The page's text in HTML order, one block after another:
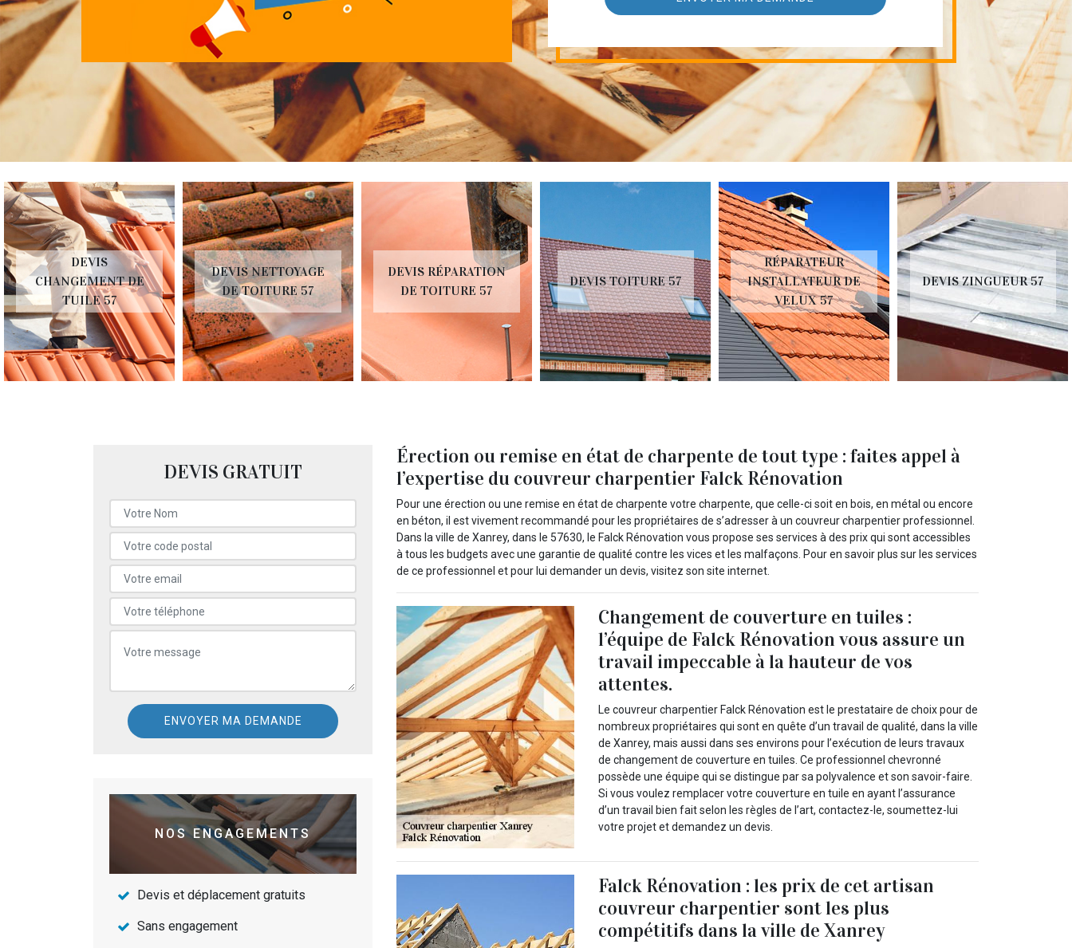
DEVIS
CHANGEMENT DE
TUILE 57
DEVIS NETTOYAGE
DE TOITURE 57
DEVIS RÉPARATION
DE TOITURE 57
DEVIS TOITURE 57
RÉPARATEUR
INSTALLATEUR DE
VELUX 57
DEVIS ZINGUEUR 57
DEVIS GRATUIT
NOS ENGAGEMENTS
Devis et déplacement gratuits
Sans engagement
Érection ou remise en état de charpente de tout type : faites appel à
l’expertise du couvreur charpentier Falck Rénovation
Pour une érection ou une remise en état de charpente votre charpente, que celle-ci soit en bois, en métal ou encore
en béton, il est vivement recommandé pour les propriétaires de s’adresser à un couvreur charpentier professionnel.
Dans la ville de Xanrey, dans le 57630, le Falck Rénovation vous propose ses services à des prix qui sont accessibles
à tous les budgets avec une garantie de qualité contre les vices et les malfaçons. Pour en savoir plus sur les services
de ce professionnel et pour lui demander un devis, visitez son site internet.
Changement de couverture en tuiles :
l’équipe de Falck Rénovation vous assure un
travail impeccable à la hauteur de vos
attentes.
Le couvreur charpentier Falck Rénovation est le prestataire de choix pour de
nombreux propriétaires qui sont en quête d’un travail de qualité, dans la ville
de Xanrey, mais aussi dans ses environs pour l’exécution de leurs travaux
de changement de couverture en tuiles. Ce professionnel chevronné
possède une équipe qui se distingue par sa polyvalence et son savoir-faire.
Si vous voulez remplacer votre couverture en tuile en ayant l’assurance
d’un travail bien fait selon les règles de l’art, contactez-le, soumettez-lui
votre projet et demandez un devis.
Falck Rénovation : les prix de cet artisan
couvreur charpentier sont les plus
compétitifs dans la ville de Xanrey